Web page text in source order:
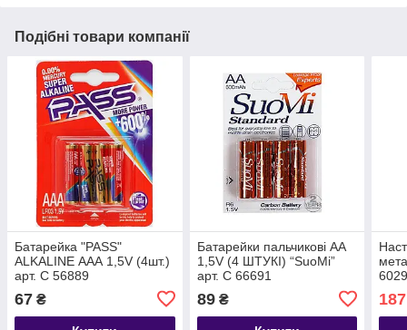
Подібні товари компанії
Батарейка "PASS"
ALKALINE ААА 1,5V (4шт.)
арт. C 56889
67 ₴
Батарейки пальчикові АА
1,5V (4 ШТУКІ) “SuoMi”
арт. C 66691
89₴ 187